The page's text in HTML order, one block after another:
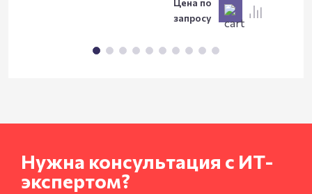
Цена по
запросу
Нужна консультация с ИТ-
экспертом?